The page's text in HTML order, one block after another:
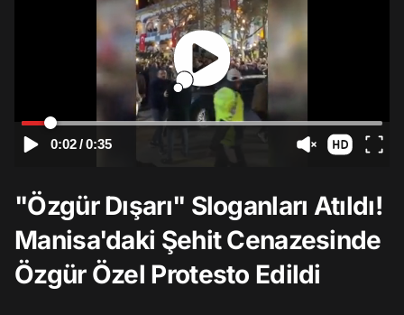
0:02/0:35
"Özgür Dışarı" Sloganları Atıldı!
Manisa'daki Şehit Cenazesinde
Özgür Özel Protesto Edildi